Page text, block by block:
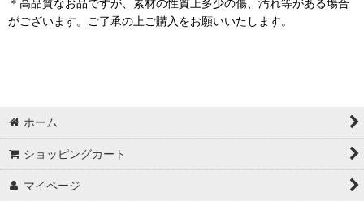
＊高品質なお品ですが、素材の性質上多少の傷、汚れ等がある場合
がございます。ご了承の上ご購入をお願いいたします。
ホーム
ショッピングカート
マイページ